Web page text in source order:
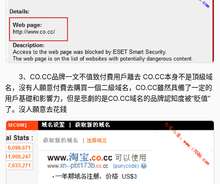
3、CO.CC品牌一文不值致付費用戶離去 CO.CC本身不是頂級域
名，沒有人願意付費去購買一個二級域名，CO.CC雖然具備了一定的
用戶基礎和影響力，但是悲劇的是CO.CC域名的品牌認知度被“貶值”
了。沒人願意去花錢